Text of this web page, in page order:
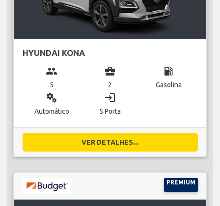
HYUNDAI KONA
group
5
business_center
2
local_gas_station
Gasolina
miscellaneous_services
Automático
login
5 Porta
VER DETALHES...
PREMIUM